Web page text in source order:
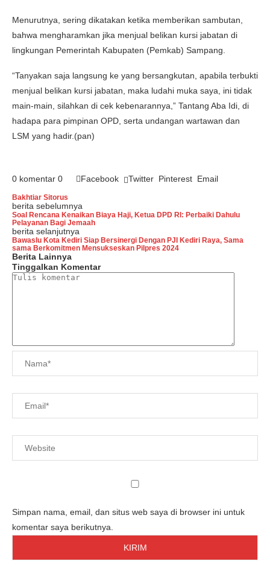
Menurutnya, sering dikatakan ketika memberikan sambutan,
bahwa mengharamkan jika menjual belikan kursi jabatan di
lingkungan Pemerintah Kabupaten (Pemkab) Sampang.
“Tanyakan saja langsung ke yang bersangkutan, apabila terbukti
menjual belikan kursi jabatan, maka ludahi muka saya, ini tidak
main-main, silahkan di cek kebenarannya,” Tantang Aba Idi, di
hadapa para pimpinan OPD, serta undangan wartawan dan
LSM yang hadir.(pan)
0 komentar 0 Facebook Twitter Pinterest Email
Bakhtiar Sitorus
berita sebelumnya
Soal Rencana Kenaikan Biaya Haji, Ketua DPD RI: Perbaiki Dahulu
Pelayanan Bagi Jemaah
berita selanjutnya
Bawaslu Kota Kediri Siap Bersinergi Dengan PJI Kediri Raya, Sama
sama Berkomitmen Mensukseskan Pilpres 2024
Berita Lainnya
Tinggalkan Komentar
Simpan nama, email, dan situs web saya di browser ini untuk
komentar saya berikutnya.